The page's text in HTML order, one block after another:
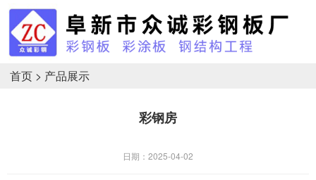
首页 > 产品展示
彩钢房
日期：2025-04-02